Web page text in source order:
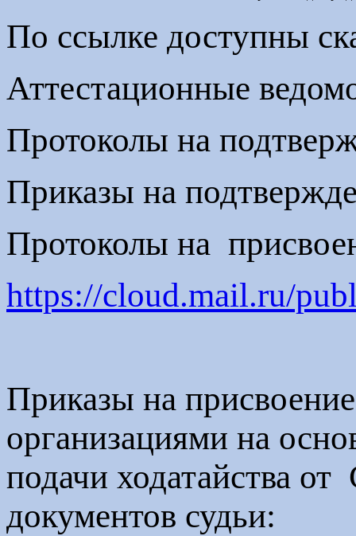
По ссылке доступны
Аттестационные
Протоколы на
Приказы на
Протоколы на
https://cloud.mail.ru/
Приказы на
организациями на
подачи ходатайства
документов судьи: